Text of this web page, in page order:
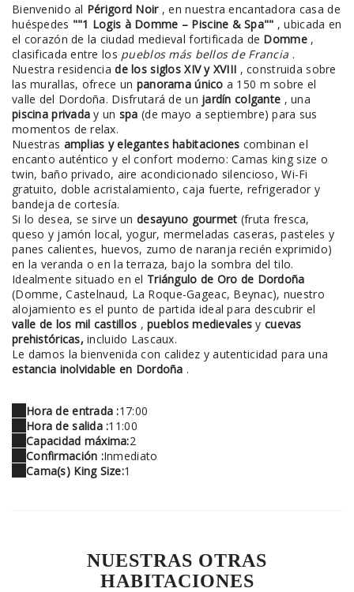
Bienvenido al Périgord Noir, en nuestra encantadora casa de
huéspedes ""1 Logis à Domme – Piscine & Spa"" , ubicada en
el corazón de la ciudad medieval fortificada de Domme,
clasificada entre los pueblos más bellos de Francia .
Nuestra residenciade los siglos XIV y XVIII , construida sobre
las murallas, ofrece un panorama único a 150 m sobre el
valle del Dordoña. Disfrutará de un jardín colgante , una
piscina privada y un spa (de mayo a septiembre) para sus
momentos de relax.
Nuestras amplias y elegantes habitaciones combinan el
encanto auténtico y el confort moderno: Camas king size o
twin, baño privado, aire acondicionado silencioso, Wi-Fi
gratuito, doble acristalamiento, caja fuerte, refrigerador y
bandeja de cortesía.
Si lo desea, se sirve un desayuno gourmet (fruta fresca,
queso y jamón local, yogur, mermeladas caseras, pasteles y
panes calientes, huevos, zumo de naranja recién exprimido)
en la veranda o en la terraza, bajo la sombra del tilo.
Idealmente situado en el Triángulo de Oro de Dordoña
(Domme, Castelnaud, La Roque-Gageac, Beynac), nuestro
alojamiento es el punto de partida ideal para descubrir el
valle de los mil castillos ,pueblos medievales ycuevas
prehistóricas, incluido Lascaux.
Le damos la bienvenida con calidez y autenticidad para una
estancia inolvidable en Dordoña .
Hora de entrada :17:00
Hora de salida :11:00
Capacidad máxima:2
Confirmación :Inmediato
Cama(s) King Size:1
NUESTRAS OTRAS
HABITACIONES